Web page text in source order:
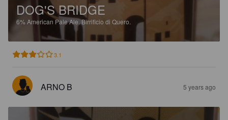
DOG'S BRIDGE
6% American Pale Ale.Birrificio di Quero.
3.1
ARNO B 5 years ago